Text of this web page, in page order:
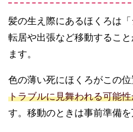
髪の生え際にあるほくろは
転居や出張など移動するこ
ます。
色の薄い死にほくろがこの位
トラブルに見舞われる可能
す。移動のときは事前準備を